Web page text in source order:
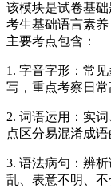
该模块是试卷基
考生基础语言素
主要考点包含：
1. 字音字形：常
写，重点考察日常
2. 词语运用：实
点区分易混淆成
3. 语法病句：辨
乱、表意不明、不